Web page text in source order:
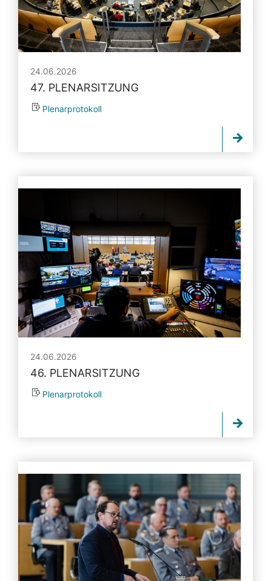
24.06.2026
47. PLENARSITZUNG
Plenarprotokoll
24.06.2026
46. PLENARSITZUNG
Plenarprotokoll